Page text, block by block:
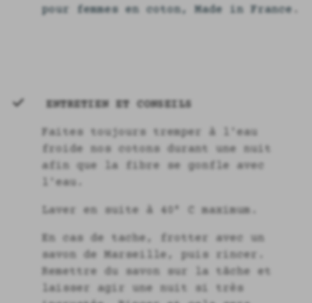
pour femmes en coton, Made in France
ENTRETIEN ET CONSEILS
Faites toujours tremper à l'eau
froide nos cotons durant une nuit
afin que la fibre se gonfle avec
l'eau.
Laver en suite à 40° C maximum.
En cas de tache, frotter avec un
savon de Marseille, puis rincer.
Remettre du savon sur la tâche et
laisser agir une nuit si très